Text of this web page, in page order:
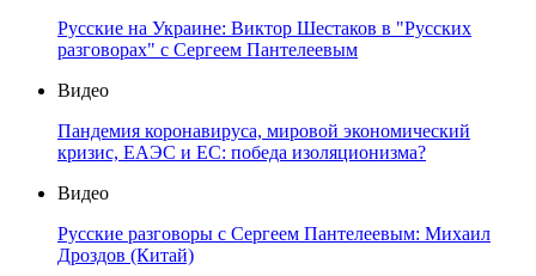
Русские на Украине: Виктор Шестаков в "Русских
разговорах" с Сергеем Пантелеевым
Видео
Пандемия коронавируса, мировой экономический
кризис, ЕАЭС и ЕС: победа изоляционизма?
Видео
Русские разговоры с Сергеем Пантелеевым: Михаил
Дроздов (Китай)